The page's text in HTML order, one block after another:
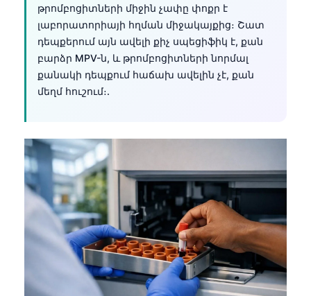
թրոմբոցիտների միջին չափը փոքր է
լաբորատորիայի հղման միջակայքից։ Շատ
դեպքերում այն ավելի քիչ սպեցիֆիկ է, քան
բարձր MPV-ն, և թրոմբոցիտների նորմալ
քանակի դեպքում հաճախ ավելին չէ, քան
մեղմ հուշում։.